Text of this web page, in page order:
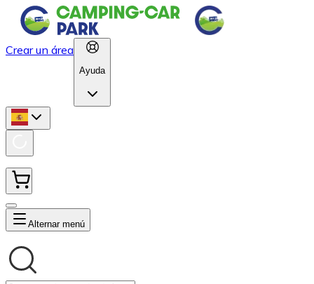
Crear un área
Ayuda
Alternar menú